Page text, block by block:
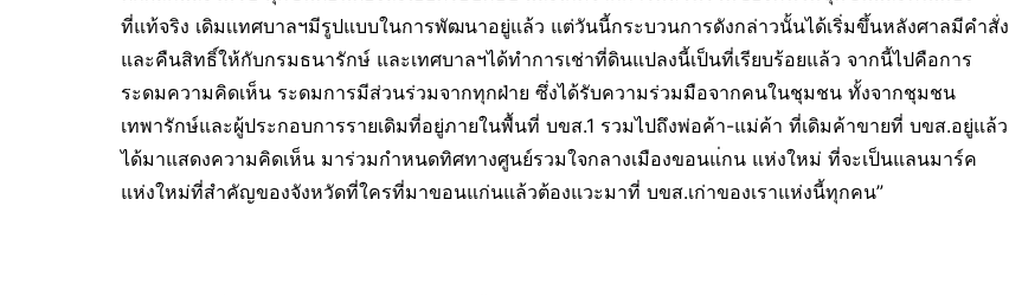
ที่แท้จริง เดิมเเทศบาลฯมีรูปแบบในการพัฒนาอยู่แล้ว แต่วันนี้กระบวนการดังกล่าวนั้นได้เริ่มขึ้นหลังศาลมีคำสั่ง
และคืนสิทธิ์ให้กับกรมธนารักษ์ และเทศบาลฯได้ทำการเช่าที่ดินแปลงนี้เป็นที่เรียบร้อยแล้ว จากนี้ไปคือการ
ระดมความคิดเห็น ระดมการมีส่วนร่วมจากทุกฝ่าย ซึ่งได้รับความร่วมมือจากคนในชุมชน ทั้งจากชุมชน
เทพารักษ์และผู้ประกอบการรายเดิมที่อยู่ภายในพื้นที่ บขส.1 รวมไปถึงพ่อค้า-แม่ค้า ที่เดิมค้าขายที่ บขส.อยู่แล้ว
ได้มาแสดงความคิดเห็น มาร่วมกำหนดทิศทางศูนย์รวมใจกลางเมืองขอนแ่กน แห่งใหม่ ที่จะเป็นแลนมาร์ค
แห่งใหม่ที่สำคัญของจังหวัดที่ใครที่มาขอนแก่นแล้วต้องแวะมาที่ บขส.เก่าของเราแห่งนี้ทุกคน”